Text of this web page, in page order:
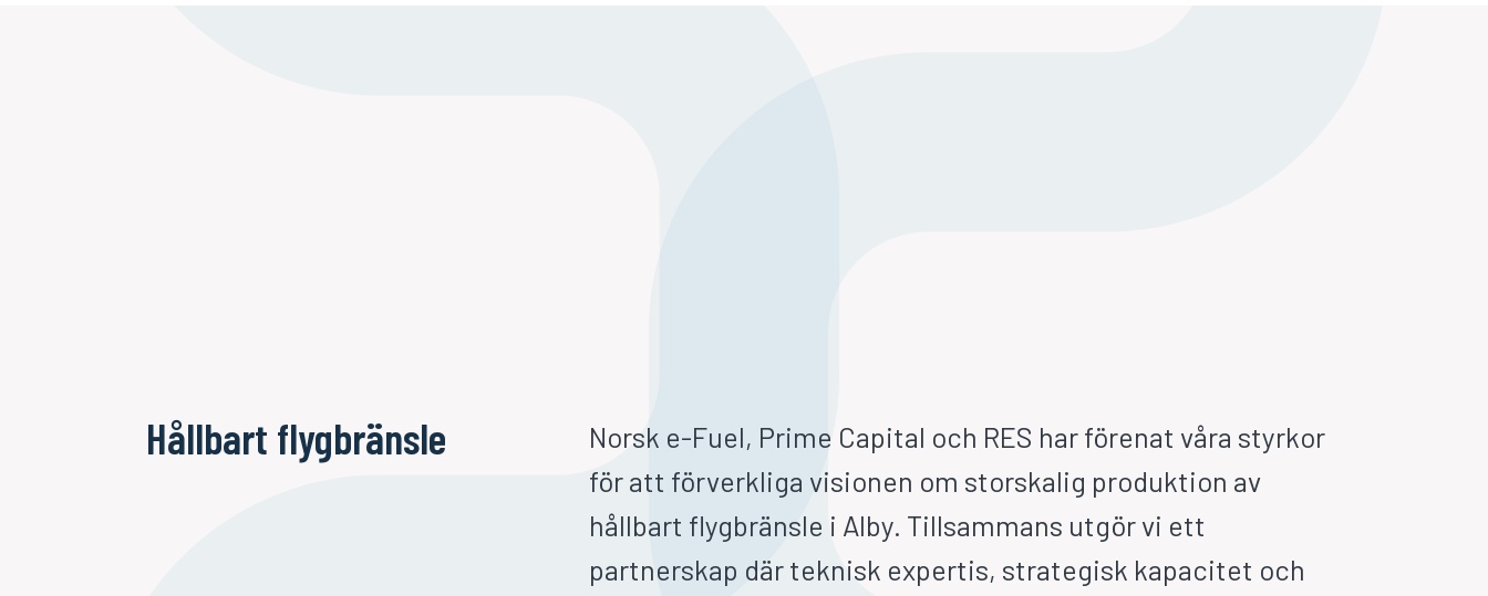
Hållbart flygbränsle
Norsk e-Fuel, Prime Capital och RES har förenat våra styrkor
för att förverkliga visionen om storskalig produktion av
hållbart flygbränsle i Alby. Tillsammans utgör vi ett
partnerskap där teknisk expertis, strategisk kapacitet och